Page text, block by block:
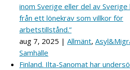
inom Sverige eller del av Sverige
från ett lönekrav som villkor för
arbetstillstånd.”
aug 7, 2025 | Allmänt,
Samhälle
Finland. Ilta-Sanomat har